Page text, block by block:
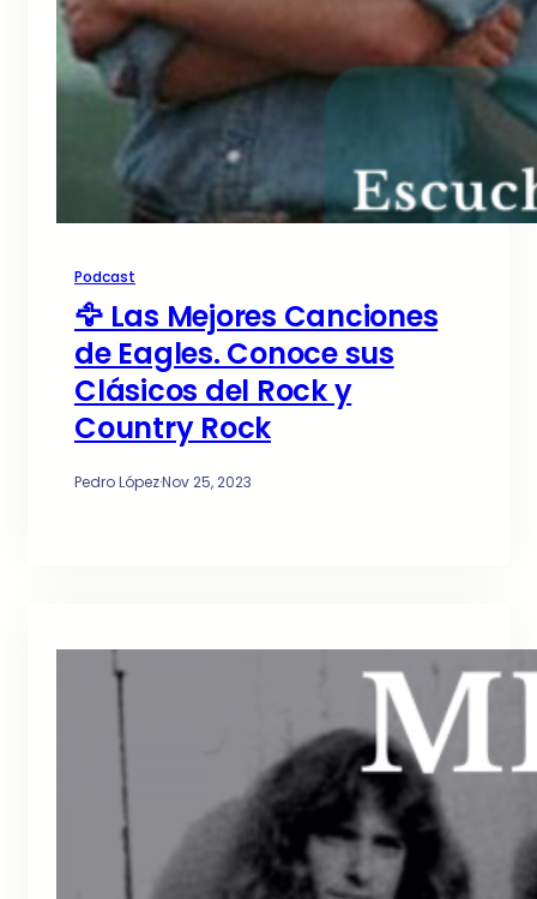
Podcast
🦅 Las Mejores Canciones
de Eagles. Conoce sus
Clásicos del Rock y
Country Rock
Pedro López·Nov 25, 2023